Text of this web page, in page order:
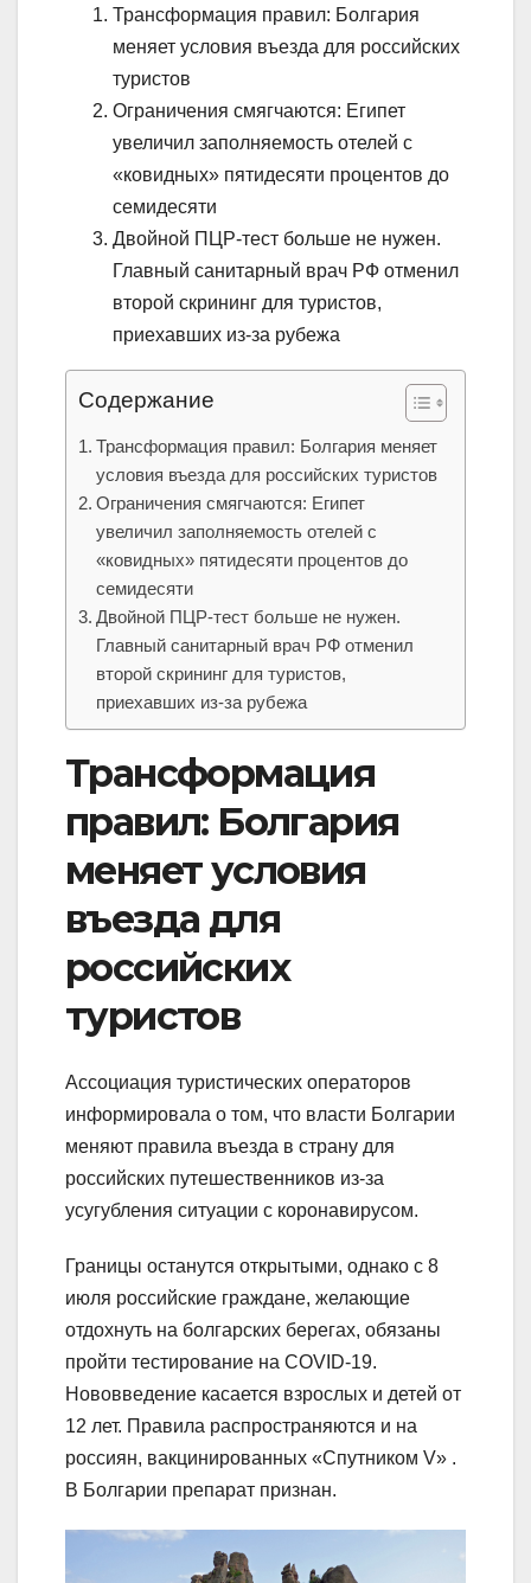
Трансформация правил: Болгария
меняет условия въезда для российских
туристов
Ограничения смягчаются: Египет
увеличил заполняемость отелей с
«ковидных» пятидесяти процентов до
семидесяти
Двойной ПЦР-тест больше не нужен.
Главный санитарный врач РФ отменил
второй скрининг для туристов,
приехавших из-за рубежа
Содержание
Трансформация правил: Болгария меняет
условия въезда для российских туристов
Ограничения смягчаются: Египет
увеличил заполняемость отелей с
«ковидных» пятидесяти процентов до
семидесяти
Двойной ПЦР-тест больше не нужен.
Главный санитарный врач РФ отменил
второй скрининг для туристов,
приехавших из-за рубежа
Трансформация
правил: Болгария
меняет условия
въезда для
российских
туристов
Ассоциация туристических операторов
информировала о том, что власти Болгарии
меняют правила въезда в страну для
российских путешественников из-за
усугубления ситуации с коронавирусом.
Границы останутся открытыми, однако с 8
июля российские граждане, желающие
отдохнуть на болгарских берегах, обязаны
пройти тестирование на COVID-19.
Нововведение касается взрослых и детей от
12 лет. Правила распространяются и на
россиян, вакцинированных «Спутником V» .
В Болгарии препарат признан.